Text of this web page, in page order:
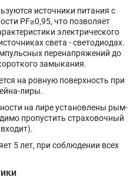
источники питания с
PF≥0,95, что позволяет
электрического
света - светодиодах.
перенапряжений до
замыкания.
на ровную поверхность при
лиры.
на лире установлены рым-
пропустить страховочный
5 лет, при соблюдении всех